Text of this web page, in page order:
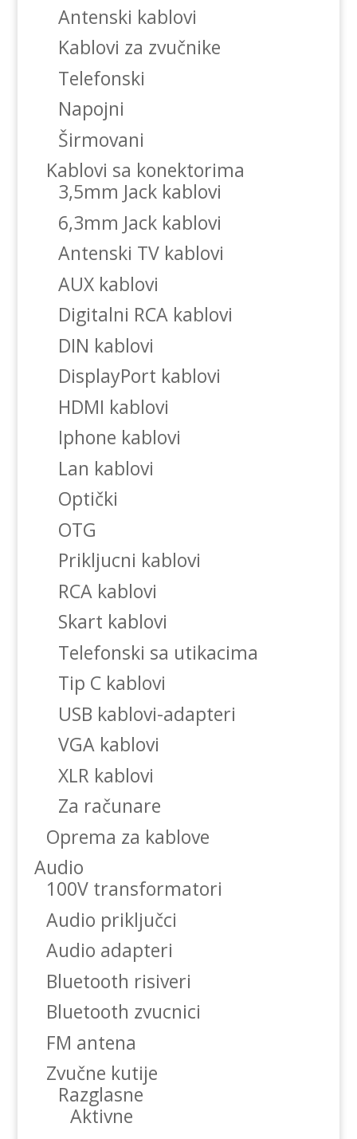
Antenski kablovi
Kablovi za zvučnike
Telefonski
Napojni
Širmovani
Kablovi sa konektorima
3,5mm Jack kablovi
6,3mm Jack kablovi
Antenski TV kablovi
AUX kablovi
Digitalni RCA kablovi
DIN kablovi
DisplayPort kablovi
HDMI kablovi
Iphone kablovi
Lan kablovi
Optički
OTG
Prikljucni kablovi
RCA kablovi
Skart kablovi
Telefonski sa utikacima
Tip C kablovi
USB kablovi-adapteri
VGA kablovi
XLR kablovi
Za računare
Oprema za kablove
Audio
100V transformatori
Audio priključci
Audio adapteri
Bluetooth risiveri
Bluetooth zvucnici
FM antena
Zvučne kutije
Razglasne
Aktivne